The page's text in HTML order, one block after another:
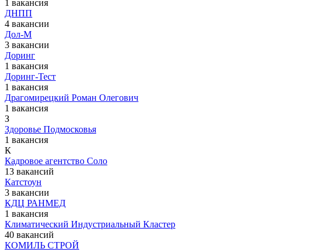
1 вакансия
ДНПП
4 вакансии
Дол-М
3 вакансии
Доринг
1 вакансия
Доринг-Тест
1 вакансия
Драгомирецкий Роман Олегович
1 вакансия
З
Здоровье Подмосковья
1 вакансия
К
Кадровое агентство Соло
13 вакансий
Катстоун
3 вакансии
КДЦ РАНМЕД
1 вакансия
Климатический Индустриальный Кластер
40 вакансий
КОМИЛЬ СТРОЙ